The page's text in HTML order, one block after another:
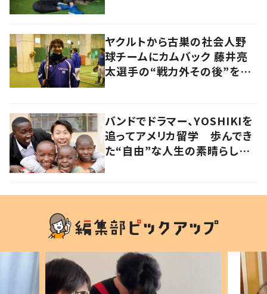
ヤクルトから古巣の社会人野
球チームにカムバック 藤井亮
太選手の“戦力外その後”を追
バンドでドラマー、YOSHIKIを
追ってアメリカ留学 歩んでき
た“自由”な人生の素晴らしさ